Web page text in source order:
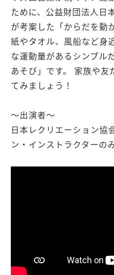
ために、公益財団法人日
が考案した「からだを動
紙やタオル、風船など身
な運動量があるシンプル
あそび」です。 家族や
てみましょう！
～出演者～
日本レクリエーション協
ン・インストラクターの